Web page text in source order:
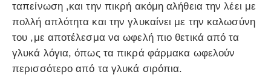
ταπείνωση ,και την πικρή ακόμη αλήθεια την λέει με
πολλή απλότητα και την γλυκαίνει με την καλωσύνη
του ,με αποτέλεσμα να ωφελή πιο θετικά από τα
γλυκά λόγια, όπως τα πικρά φάρμακα ωφελούν
περισσότερο από τα γλυκά σιρόπια.